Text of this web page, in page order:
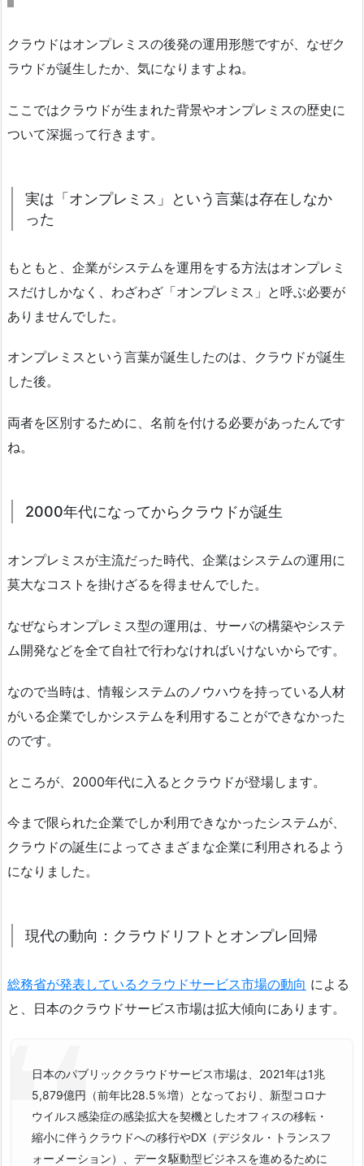
クラウドはオンプレミスの後発の運用形態ですが、なぜク
ラウドが誕生したか、気になりますよね。
ここではクラウドが生まれた背景やオンプレミスの歴史に
ついて深掘って行きます。
実は「オンプレミス」という言葉は存在しなか
った
もともと、企業がシステムを運用をする方法はオンプレミ
スだけしかなく、わざわざ「オンプレミス」と呼ぶ必要が
ありませんでした。
オンプレミスという言葉が誕生したのは、クラウドが誕生
した後。
両者を区別するために、名前を付ける必要があったんです
ね。
2000年代になってからクラウドが誕生
オンプレミスが主流だった時代、企業はシステムの運用に
莫大なコストを掛けざるを得ませんでした。
なぜならオンプレミス型の運用は、サーバの構築やシステ
ム開発などを全て自社で行わなければいけないからです。
なので当時は、情報システムのノウハウを持っている人材
がいる企業でしかシステムを利用することができなかった
のです。
ところが、2000年代に入るとクラウドが登場します。
今まで限られた企業でしか利用できなかったシステムが、
クラウドの誕生によってさまざまな企業に利用されるよう
になりました。
現代の動向：クラウドリフトとオンプレ回帰
総務省が発表しているクラウドサービス市場の動向 による
と、日本のクラウドサービス市場は拡大傾向にあります。
日本のパブリッククラウドサービス市場は、2021年は1兆
5,879億円（前年比28.5％増）となっており、新型コロナ
ウイルス感染症の感染拡大を契機としたオフィスの移転・
縮小に伴うクラウドへの移行やDX（デジタル・トランスフ
ォーメーション）、データ駆動型ビジネスを進めるために